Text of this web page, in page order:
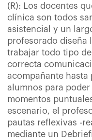
(R): Los docentes
clínica son todos
asistencial y un
profesorado diseña
trabajar todo tipo
correcta
acompañante hasta
alumnos para
momentos
escenario, el
pautas reflexivas -
mediante un